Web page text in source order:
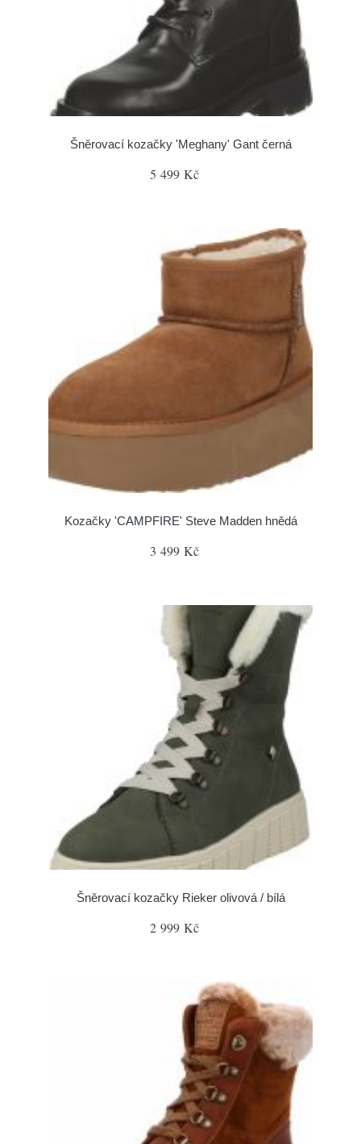
Šněrovací kozačky 'Meghany' Gant černá
5 499 Kč
Kozačky 'CAMPFIRE' Steve Madden hnědá
3 499 Kč
Šněrovací kozačky Rieker olivová / bílá
2 999 Kč